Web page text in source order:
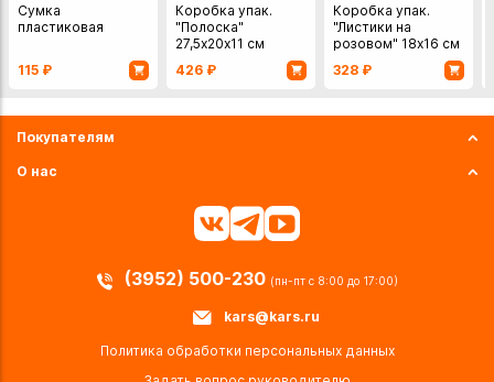
Сумка
пластиковая
115 ₽
Коробка упак.
"Полоска"
27,5х20х11 см
426 ₽
Коробка упак.
"Листики на
розовом" 18х16 см
328 ₽
Покупателям
О нас
(3952) 500-230 (пн-пт с 8:00 до 17:00)
kars@kars.ru
Политика обработки персональных данных